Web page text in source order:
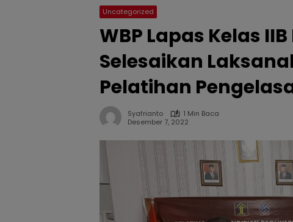
Uncategorized
WBP Lapas Kelas
Selesaikan
Pelatihan
Syafrianto
1 Min Baca
Desember 7, 2022